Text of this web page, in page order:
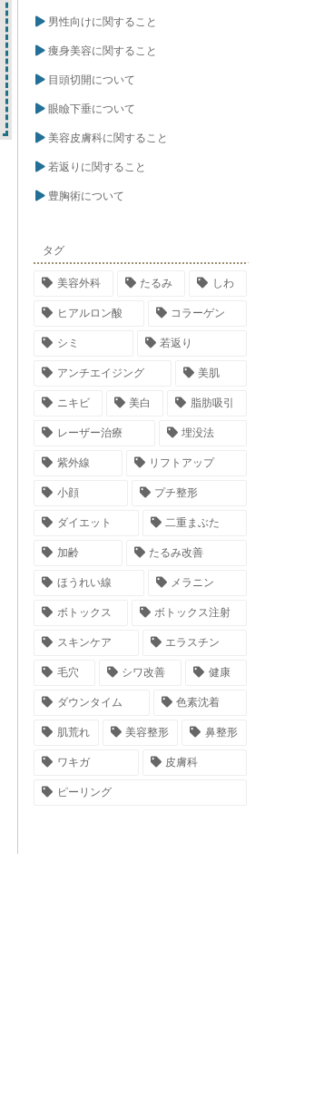
男性向けに関すること
痩身美容に関すること
目頭切開について
眼瞼下垂について
美容皮膚科に関すること
若返りに関すること
豊胸術について
タグ
美容外科 たるみ しわ
ヒアルロン酸 コラーゲン
シミ 若返り
アンチエイジング 美肌
ニキビ 美白 脂肪吸引
レーザー治療 埋没法
紫外線 リフトアップ
小顔 プチ整形
ダイエット 二重まぶた
加齢 たるみ改善
ほうれい線 メラニン
ボトックス ボトックス注射
スキンケア エラスチン
毛穴 シワ改善 健康
ダウンタイム 色素沈着
肌荒れ 美容整形 鼻整形
ワキガ 皮膚科
ピーリング